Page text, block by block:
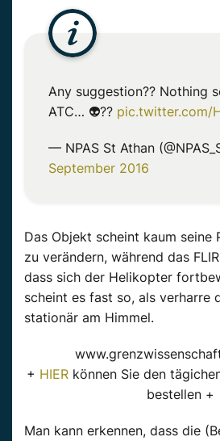
Any suggestion?? Nothing
ATC… 👽?? pic.twitter.com/
— NPAS St Athan
September 2016
Das Objekt scheint kaum seine
zu verändern, während das
dass sich der Helikopter
scheint es fast so, als verharre
stationär am Himmel.
+ HIER können Sie den
bestellen +
Man kann erkennen, dass die